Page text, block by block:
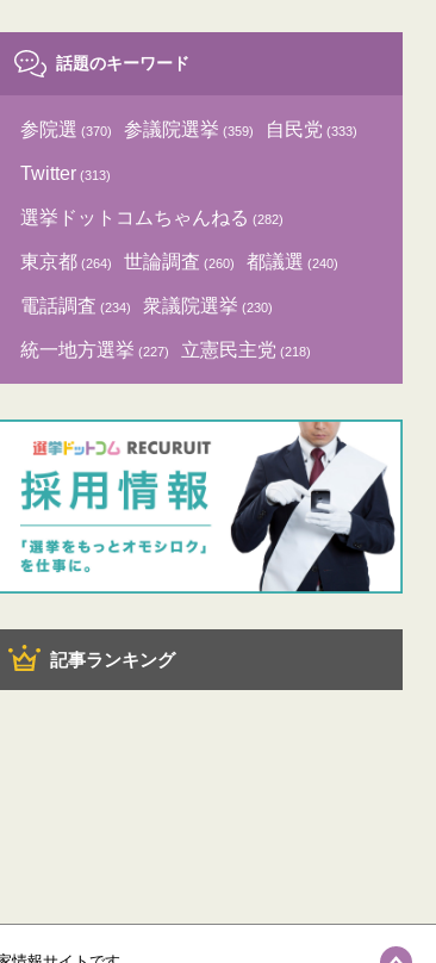
話題のキーワード
参院選 (370) 参議院選挙 (359) 自民党 (333)
Twitter (313)
選挙ドットコムちゃんねる (282)
東京都 (264) 世論調査 (260) 都議選 (240)
電話調査 (234) 衆議院選挙 (230)
統一地方選挙 (227) 立憲民主党 (218)
記事ランキング